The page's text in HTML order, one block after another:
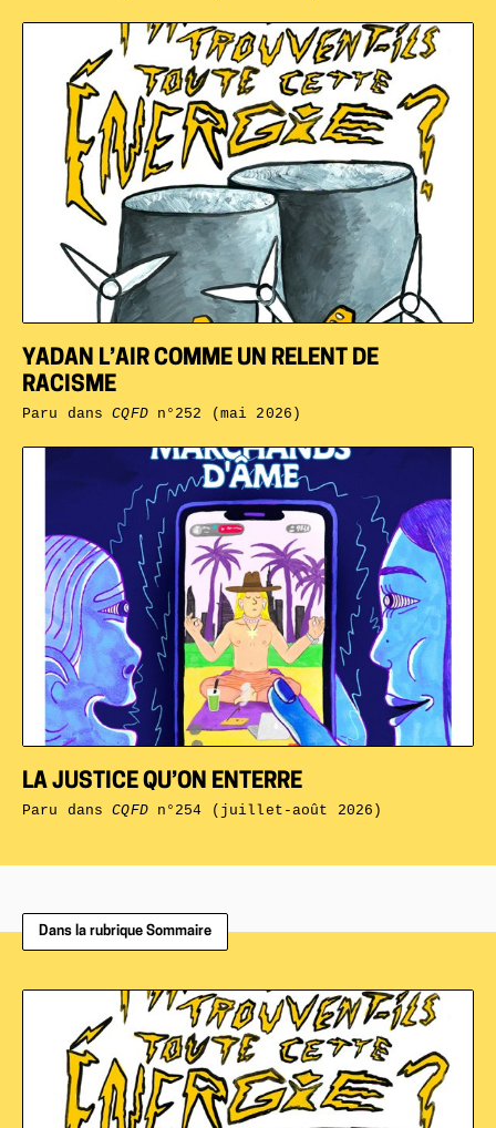
LA JUSTICE QU’ON ENTERRE
Paru dansCQFDn°254 (juillet-août 2026)
YADAN L’AIR COMME UN RELENT DE
RACISME
Paru dansCQFDn°252 (mai 2026)
Dans la rubrique Sommaire